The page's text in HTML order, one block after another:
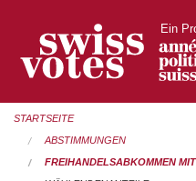
Ein
STARTSEITE
ABSTIMMUNGEN
FREIHANDELSABKOMMEN